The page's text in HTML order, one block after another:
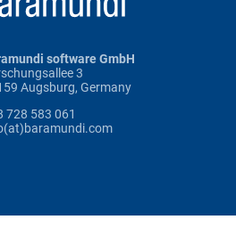
software GmbH
3
Augsburg, Germany
728 583 061